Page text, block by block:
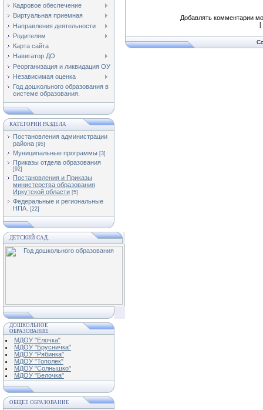
Кадровое обеспечение
Виртуальная приемная
Направления деятельности
Родителям
Карта сайта
Навигатор ДО
Реорганизация и ликвидация ОУ
Независимая оценка
Год дошкольного образования в
системе образования.
КАТЕГОРИИ РАЗДЕЛА
Постановления администрации
района [95]
Муниципальные программы [3]
Приказы отдела образования
[92]
Постановления и Приказы
министерства образования
Иркутской области [5]
Федеральные и региональные
НПА.
[22]
ДЕТСКИЙ САД.
ДОШКОЛЬНОЕ
ОБРАЗОВАНИЕ
МДОУ "Елочка"
МДОУ "Брусничка"
МДОУ "Рябинка"
МДОУ "Тополек"
МДОУ "Солнышко"
МДОУ "Белочка"
ОБЩЕЕ ОБРАЗОВАНИЕ
Добавлять комментарии
[